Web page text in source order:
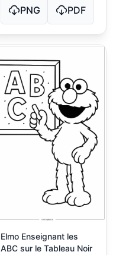
PNG PDF
Elmo Enseignant les
ABC sur le Tableau Noir